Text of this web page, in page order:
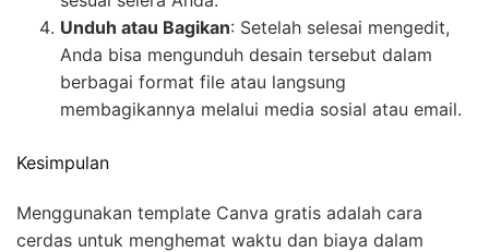
Unduh atau Bagikan: Setelah selesai mengedit,
Anda bisa mengunduh desain tersebut dalam
berbagai format file atau langsung
membagikannya melalui media sosial atau email.
Kesimpulan
Menggunakan template Canva gratis adalah cara
cerdas untuk menghemat waktu dan biaya dalam